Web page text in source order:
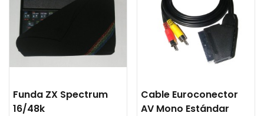
Funda ZX Spectrum
16/48k
Cable Euroconector
AV Mono Estándar